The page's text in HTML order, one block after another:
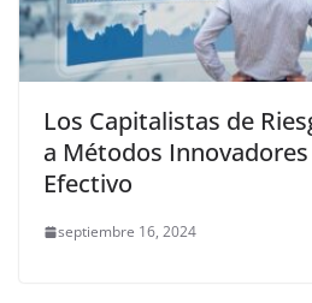
Los Capitalistas de
a Métodos
Efectivo
septiembre 16, 2024